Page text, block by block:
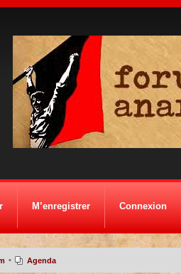
M’enregistrer Connexion
• Agenda